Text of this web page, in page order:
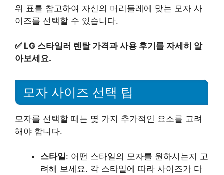
위 표를 참고하여 자신의 머리둘레에 맞는 모자 사
이즈를 선택할 수 있습니다.
✅ LG 스타일러 렌탈 가격과 사용 후기를 자세히 알
아보세요.
모자 사이즈 선택 팁
모자를 선택할 때는 몇 가지 추가적인 요소를 고려
해야 합니다.
스타일: 어떤 스타일의 모자를 원하시는지 고
려해 보세요. 각 스타일에 따라 사이즈가 다